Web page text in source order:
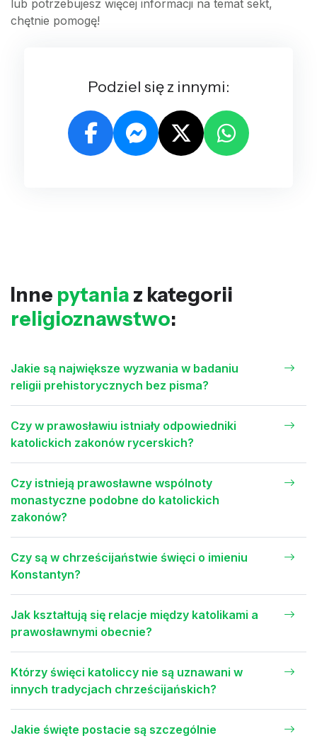
lub potrzebujesz więcej informacji na temat sekt,
chętnie pomogę!
Podziel się z innymi:
Inne pytania z kategorii
religioznawstwo:
Jakie są największe wyzwania w badaniu
religii prehistorycznych bez pisma?
Czy w prawosławiu istniały odpowiedniki
katolickich zakonów rycerskich?
Czy istnieją prawosławne wspólnoty
monastyczne podobne do katolickich
zakonów?
Czy są w chrześcijaństwie święci o imieniu
Konstantyn?
Jak kształtują się relacje między katolikami a
prawosławnymi obecnie?
Którzy święci katoliccy nie są uznawani w
innych tradycjach chrześcijańskich?
Jakie święte postacie są szczególnie